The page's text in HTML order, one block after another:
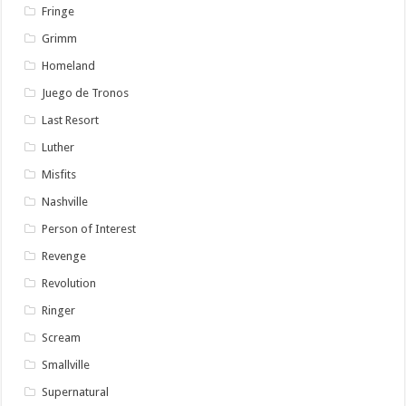
Fringe
Grimm
Homeland
Juego de Tronos
Last Resort
Luther
Misfits
Nashville
Person of Interest
Revenge
Revolution
Ringer
Scream
Smallville
Supernatural